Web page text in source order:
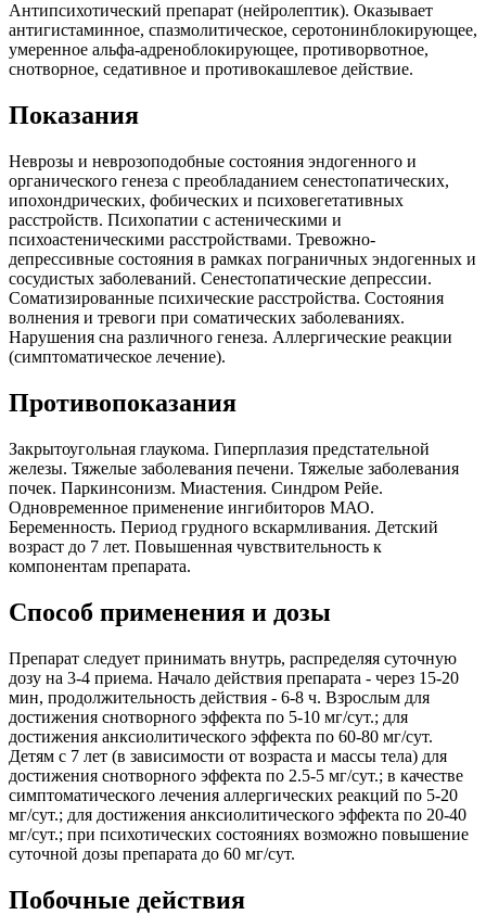
Антипсихотический препарат (нейролептик). Оказывает
антигистаминное, спазмолитическое, серотонинблокирующее,
умеренное альфа-адреноблокирующее, противорвотное,
снотворное, седативное и противокашлевое действие.
Показания
Неврозы и неврозоподобные состояния эндогенного и
органического генеза с преобладанием сенестопатических,
ипохондрических, фобических и психовегетативных
расстройств. Психопатии с астеническими и
психоастеническими расстройствами. Тревожно-
депрессивные состояния в рамках пограничных эндогенных и
сосудистых заболеваний. Сенестопатические депрессии.
Соматизированные психические расстройства. Состояния
волнения и тревоги при соматических заболеваниях.
Нарушения сна различного генеза. Аллергические реакции
(симптоматическое лечение).
Противопоказания
Закрытоугольная глаукома. Гиперплазия предстательной
железы. Тяжелые заболевания печени. Тяжелые заболевания
почек. Паркинсонизм. Миастения. Синдром Рейе.
Одновременное применение ингибиторов МАО.
Беременность. Период грудного вскармливания. Детский
возраст до 7 лет. Повышенная чувствительность к
компонентам препарата.
Способ применения и дозы
Препарат следует принимать внутрь, распределяя суточную
дозу на 3-4 приема. Начало действия препарата - через 15-20
мин, продолжительность действия - 6-8 ч. Взрослым для
достижения снотворного эффекта по 5-10 мг/сут.; для
достижения анксиолитического эффекта по 60-80 мг/сут.
Детям с 7 лет (в зависимости от возраста и массы тела) для
достижения снотворного эффекта по 2.5-5 мг/сут.; в качестве
симптоматического лечения аллергических реакций по 5-20
мг/сут.; для достижения анксиолитического эффекта по 20-40
мг/сут.; при психотических состояниях возможно повышение
суточной дозы препарата до 60 мг/сут.
Побочные действия